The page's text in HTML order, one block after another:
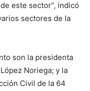
este sector”, indicó
sectores de la
son la presidenta
Noriega; y la
Civil de la 64